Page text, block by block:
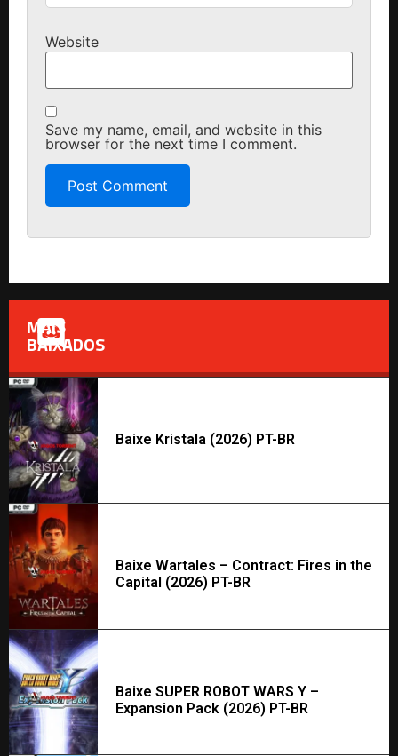
Website
Save my name, email, and website in this
browser for the next time I comment.
MAIS
BAIXADOS
Baixe Kristala (2026) PT-BR
Baixe Wartales – Contract: Fires in the
Capital (2026) PT-BR
Baixe SUPER ROBOT WARS Y –
Expansion Pack (2026) PT-BR